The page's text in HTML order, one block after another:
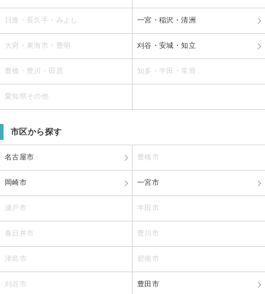
日進・長久手・みよし 一宮・稲沢・清洲
大府・東海市・豊明 刈谷・安城・知立
豊橋・豊川・田原 知多・半田・常滑
愛知県その他
市区から探す
名古屋市 豊橋市
岡崎市 一宮市
瀬戸市 半田市
春日井市 豊川市
津島市 碧南市
刈谷市 豊田市